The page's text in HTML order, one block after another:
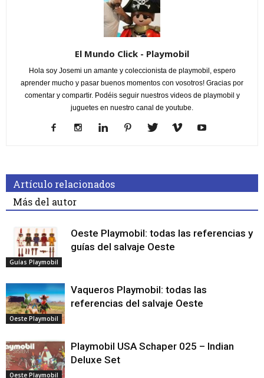
El Mundo Click - Playmobil
Hola soy Josemi un amante y coleccionista de playmobil, espero
aprender mucho y pasar buenos momentos con vosotros! Gracias por
comentar y compartir. Podéis seguir nuestros videos de playmobil y
juguetes en nuestro canal de youtube.
Artículo relacionados
Más del autor
Guías Playmobil
Oeste Playmobil: todas las referencias y
guías del salvaje Oeste
Oeste Playmobil
Vaqueros Playmobil: todas las
referencias del salvaje Oeste
Oeste Playmobil
Playmobil USA Schaper 025 – Indian
Deluxe Set